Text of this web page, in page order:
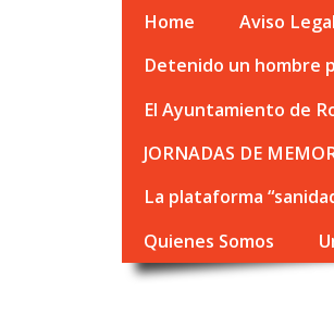
Home Aviso Legal
Detenido un hombre
El Ayuntamiento de
JORNADAS DE
La plataforma
Quienes Somos